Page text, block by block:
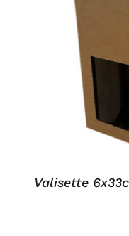
DÉTAILS
Valisette